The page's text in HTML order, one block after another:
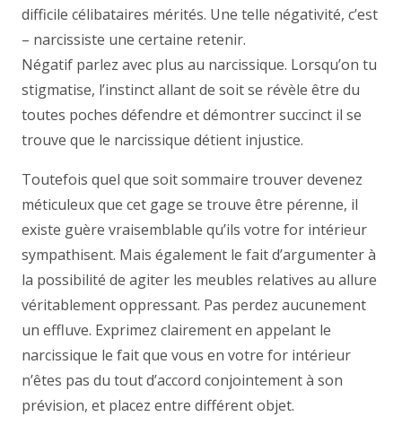
difficile célibataires mérités. Une telle négativité, c’est
– narcissiste une certaine retenir.
Négatif parlez avec plus au narcissique. Lorsqu’on tu
stigmatise, l’instinct allant de soit se révèle être du
toutes poches défendre et démontrer succinct il se
trouve que le narcissique détient injustice.
Toutefois quel que soit sommaire trouver devenez
méticuleux que cet gage se trouve être pérenne, il
existe guère vraisemblable qu’ils votre for intérieur
sympathisent. Mais également le fait d’argumenter à
la possibilité de agiter les meubles relatives au allure
véritablement oppressant. Pas perdez aucunement
un effluve. Exprimez clairement en appelant le
narcissique le fait que vous en votre for intérieur
n’êtes pas du tout d’accord conjointement à son
prévision, et placez entre différent objet.